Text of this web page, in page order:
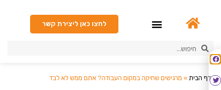
לחצו כאן ליצירת קשר
דף הבית » מרגישים שחיקה במקום העבודה? אתם ממש לא לבד